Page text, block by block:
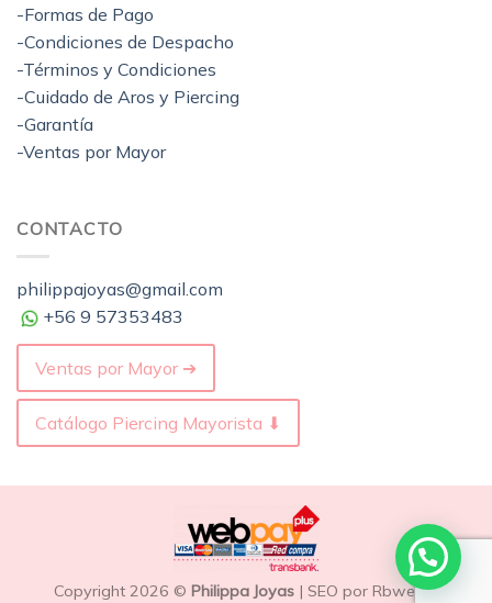
-Formas de Pago
-Condiciones de Despacho
-Términos y Condiciones
-Cuidado de Aros y Piercing
-Garantía
-Ventas por Mayor
CONTACTO
philippajoyas@gmail.com
+56 9 57353483
Ventas por Mayor ➔
Catálogo Piercing Mayorista ⬇
Copyright 2026 © Philippa Joyas| SEO por Rbweb.cl